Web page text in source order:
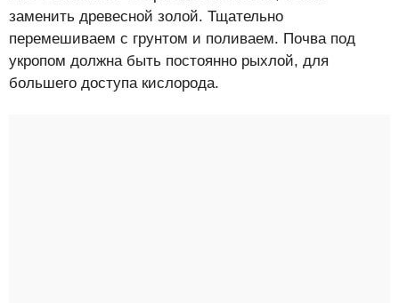
заменить древесной золой. Тщательно
перемешиваем с грунтом и поливаем. Почва под
укропом должна быть постоянно рыхлой, для
большего доступа кислорода.